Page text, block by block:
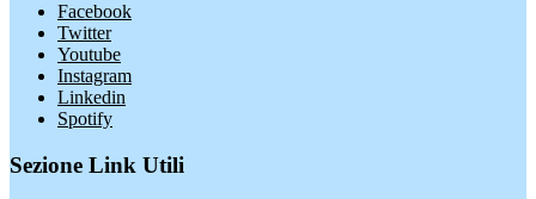
Facebook
Twitter
Youtube
Instagram
Linkedin
Spotify
Sezione Link Utili